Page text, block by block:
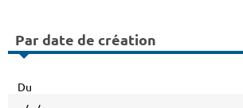
Par date de création
Du